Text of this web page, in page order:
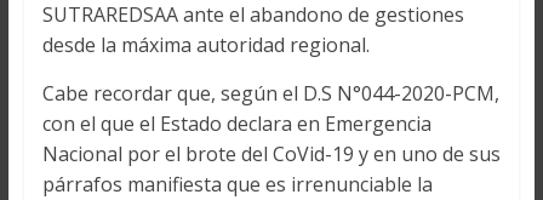
SUTRAREDSAA ante el abandono de gestiones
desde la máxima autoridad regional.
Cabe recordar que, según el D.S N°044-2020-PCM,
con el que el Estado declara en Emergencia
Nacional por el brote del CoVid-19 y en uno de sus
párrafos manifiesta que es irrenunciable la